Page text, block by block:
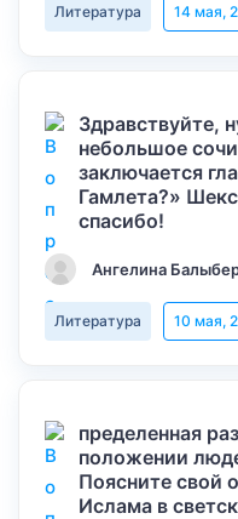
Литература 14 мая,
Здравствуйте,
небольшое
заключается
Гамлета?»
спасибо!
Ангелина
Литература 10 мая,
пределенная
положении
Поясните свой
Ислама в